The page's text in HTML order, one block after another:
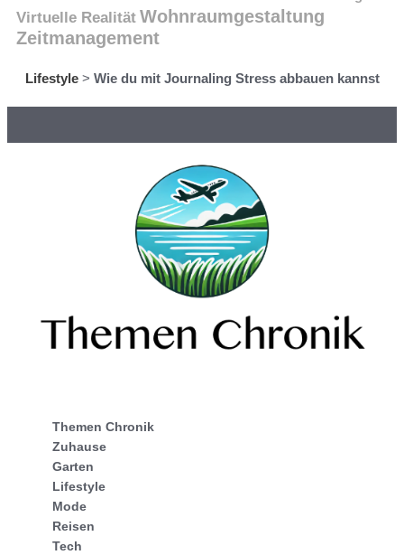
Virtuelle Realität Wohnraumgestaltung
Zeitmanagement
Lifestyle> Wie du mit Journaling Stress abbauen kannst
Themen Chronik
Zuhause
Garten
Lifestyle
Mode
Reisen
Tech